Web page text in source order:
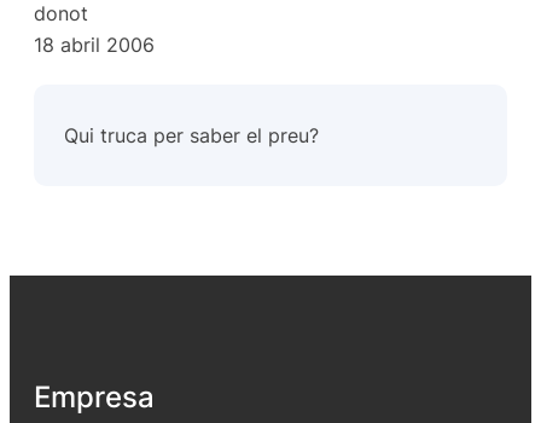
donot
18 abril 2006
Qui truca per saber el preu?
Empresa